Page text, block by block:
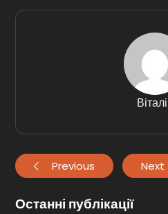
Previous Next
Останні публікації